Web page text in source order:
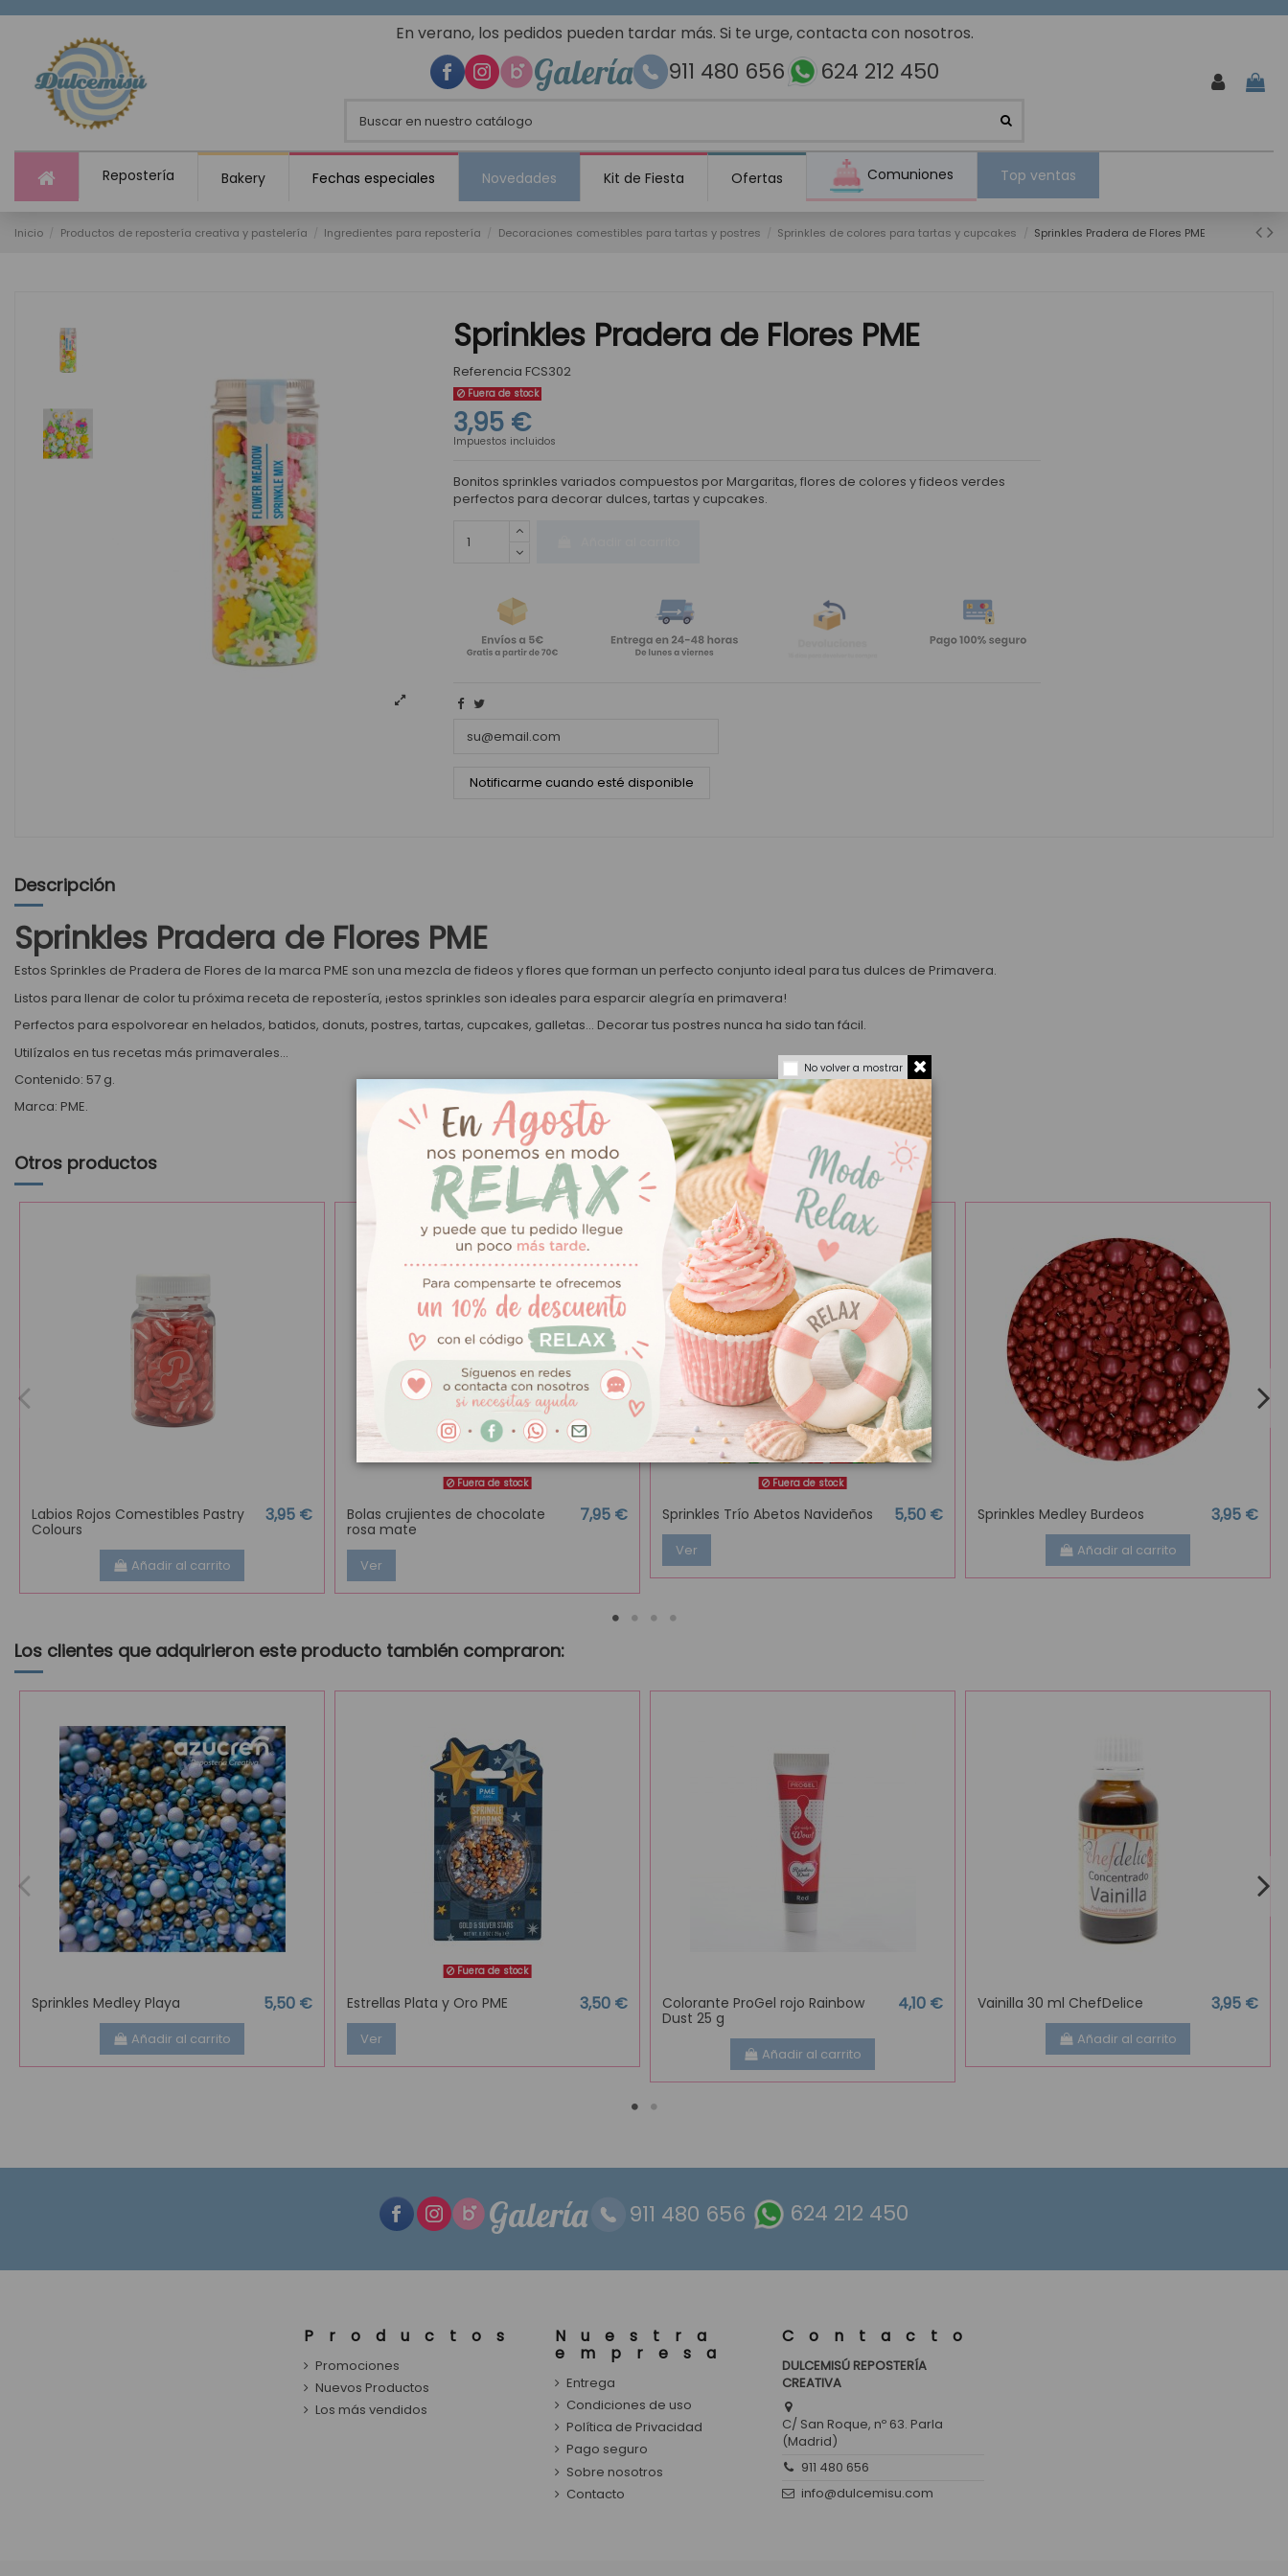
En verano, los pedidos pueden tardar más. Si te urge, contacta con nosotros.
Galería 911 480 656 624 212 450
Repostería Bakery Fechas especiales Novedades Kit de Fiesta Ofertas Comuniones Top ventas
Inicio Productos de repostería creativa y pastelería Ingredientes para repostería Decoraciones comestibles para tartas y postres Sprinkles de colores para tartas y cupcakes Sprinkles Pradera de Flores PME
Sprinkles Pradera de Flores PME
Referencia FCS302
Fuera de stock
3,95 €
Impuestos incluidos
Bonitos sprinkles variados compuestos por Margaritas, flores de colores y fideos verdes
perfectos para decorar dulces, tartas y cupcakes.
Descripción
Sprinkles Pradera de Flores PME
Estos Sprinkles de Pradera de Flores de la marca PME son una mezcla de fideos y flores que forman un perfecto conjunto ideal para tus dulces de Primavera.
Listos para llenar de color tu próxima receta de repostería, ¡estos sprinkles son ideales para esparcir alegría en primavera!
Perfectos para espolvorear en helados, batidos, donuts, postres, tartas, cupcakes, galletas... Decorar tus postres nunca ha sido tan fácil.
Utilízalos en tus recetas más primaverales...
Contenido: 57 g.
Marca: PME.
Otros productos
Labios Rojos Comestibles Pastry
Colours
3,95 €
Añadir al carrito
Fuera de stock
Bolas crujientes de chocolate
rosa mate
7,95 €
Ver
Fuera de stock
Sprinkles Trío Abetos Navideños 5,50 €
Ver
Sprinkles Medley Burdeos 3,95 €
Añadir al carrito
Los clientes que adquirieron este producto también compraron:
Sprinkles Medley Playa 5,50 €
Añadir al carrito
Fuera de stock
Estrellas Plata y Oro PME 3,50 €
Ver
Colorante ProGel rojo Rainbow
Dust 25 g
4,10 €
Añadir al carrito
Vainilla 30 ml ChefDelice 3,95 €
Añadir al carrito
Galería 911 480 656 624 212 450
Productos
Promociones
Nuevos Productos
Los más vendidos
Nuestra
empresa
Entrega
Condiciones de uso
Política de Privacidad
Pago seguro
Sobre nosotros
Contacto
Contacto
DULCEMISÚ REPOSTERÍA
CREATIVA
C/ San Roque, nº 63. Parla
(Madrid)
911 480 656
info@dulcemisu.com
No volver a mostrar